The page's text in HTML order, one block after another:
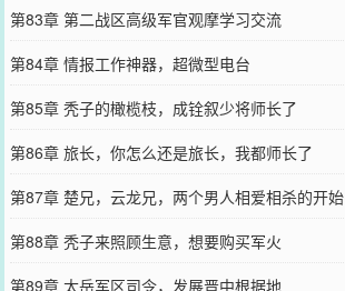
第83章 第二战区高级军官观摩学习交流
第84章 情报工作神器，超微型电台
第85章 秃子的橄榄枝，成铨叙少将师长了
第86章 旅长，你怎么还是旅长，我都师长了
第87章 楚兄，云龙兄，两个男人相爱相杀的开始
第88章 秃子来照顾生意，想要购买军火
第89章 太岳军区司令，发展晋中根据地